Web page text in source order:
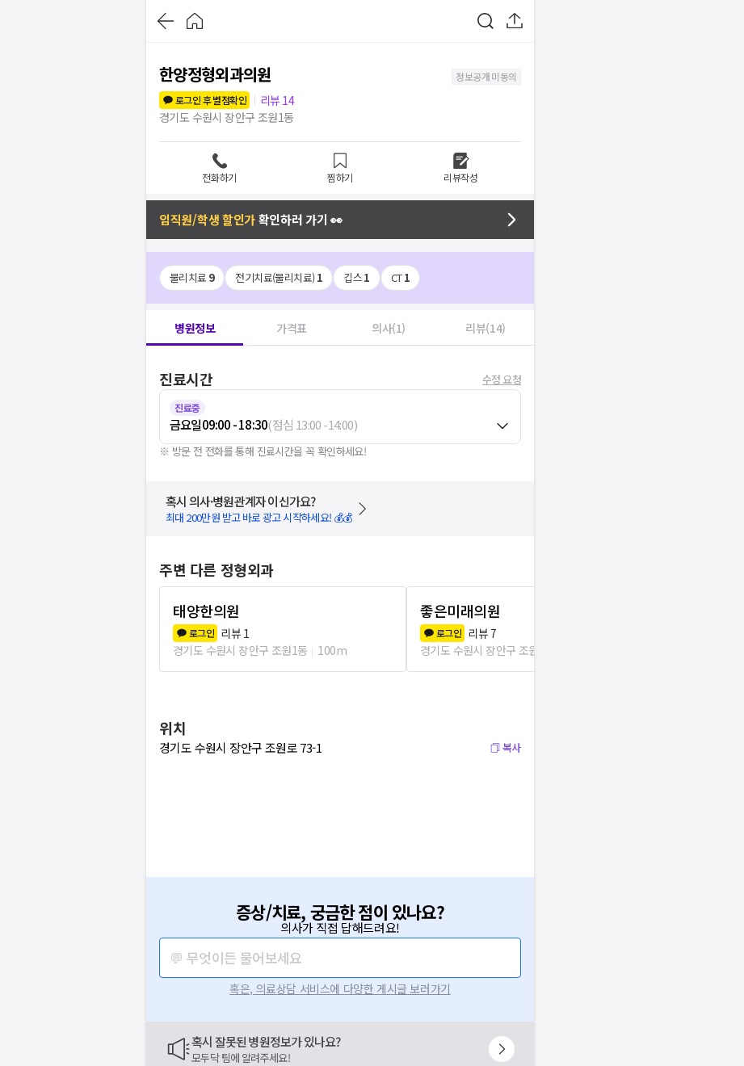
한양정형외과의원
정보공개 미동의
로그인 후 별점확인
리뷰 14
경기도 수원시 장안구 조원1동
전화하기 찜하기 리뷰작성
임직원/학생 할인가확인하러 가기 👀
물리치료 9 전기치료(물리치료)1 깁스1 CT1
병원정보 가격표 의사(1) 리뷰(14)
진료시간 수정 요청
진료중
금요일09:00 - 18:30(점심 13:00-14:00)
※ 방문 전 전화를 통해 진료시간을 꼭 확인하세요!
혹시 의사·병원관계자 이신가요?
최대 200만원 받고 바로 광고 시작하세요! 💰💰
주변 다른 정형외과
태양한의원
로그인 리뷰 1
경기도 수원시 장안구 조원1동
100m
좋은미래의원
로그인 리뷰 7
경기도 수원시 장안구 조원1동
위치
경기도 수원시 장안구 조원로 73-1 복사
증상/치료, 궁금한 점이 있나요?
의사가 직접 답해드려요!
💬 무엇이든 물어보세요
혹은, 의료상담 서비스에 다양한 게시글 보러가기
혹시 잘못된 병원정보가 있나요?
모두닥 팀에 알려주세요!